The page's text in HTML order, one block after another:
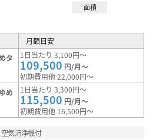
面積
月額目安
タ
1日当たり 3,100円～
109,500 円/月～
初期費用他 22,000円～
め
1日当たり 3,300円～
115,500 円/月～
初期費用他 16,500円～
空気清浄機付